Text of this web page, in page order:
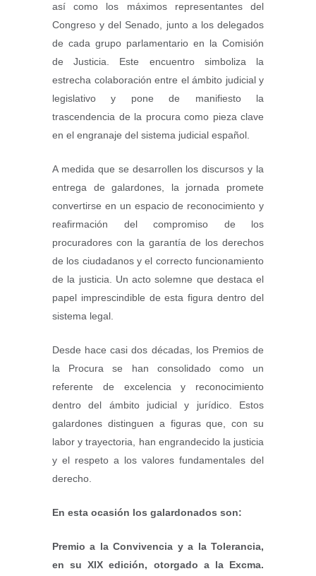
así como los máximos representantes del
Congreso y del Senado, junto a los delegados
de cada grupo parlamentario en la Comisión
de Justicia. Este encuentro simboliza la
estrecha colaboración entre el ámbito judicial y
legislativo y pone de manifiesto la
trascendencia de la procura como pieza clave
en el engranaje del sistema judicial español.
A medida que se desarrollen los discursos y la
entrega de galardones, la jornada promete
convertirse en un espacio de reconocimiento y
reafirmación del compromiso de los
procuradores con la garantía de los derechos
de los ciudadanos y el correcto funcionamiento
de la justicia. Un acto solemne que destaca el
papel imprescindible de esta figura dentro del
sistema legal.
Desde hace casi dos décadas, los Premios de
la Procura se han consolidado como un
referente de excelencia y reconocimiento
dentro del ámbito judicial y jurídico. Estos
galardones distinguen a figuras que, con su
labor y trayectoria, han engrandecido la justicia
y el respeto a los valores fundamentales del
derecho.
En esta ocasión los galardonados son:
Premio a la Convivencia y a la Tolerancia,
en su XIX edición, otorgado a la Excma.